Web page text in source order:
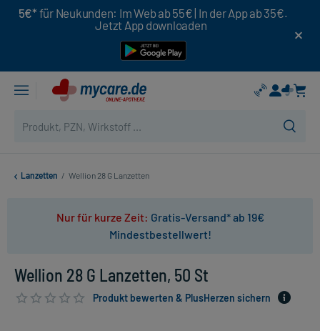
5€* für Neukunden: Im Web ab 55€ | In der App ab 35€.
Jetzt App downloaden
Lanzetten / Wellion 28 G Lanzetten
Nur für kurze Zeit: Gratis-Versand* ab 19€
Mindestbestellwert!
Wellion 28 G Lanzetten, 50 St
Produkt bewerten & PlusHerzen sichern